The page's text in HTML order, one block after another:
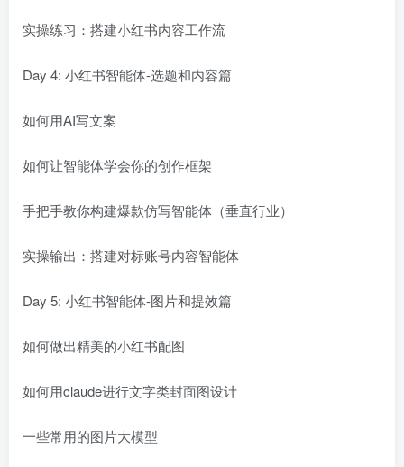
实操练习：搭建小红书内容工作流
Day 4: 小红书智能体-选题和内容篇
如何用AI写文案
如何让智能体学会你的创作框架
手把手教你构建爆款仿写智能体（垂直行业）
实操输出：搭建对标账号内容智能体
Day 5: 小红书智能体-图片和提效篇
如何做出精美的小红书配图
如何用claude进行文字类封面图设计
一些常用的图片大模型